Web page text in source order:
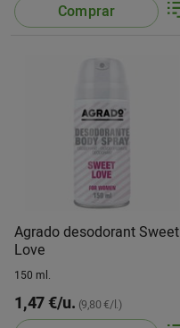
Comprar
Agrado desodorant Sweet
Love
150 ml.
1,47 €/u. (9,80 €/l.)